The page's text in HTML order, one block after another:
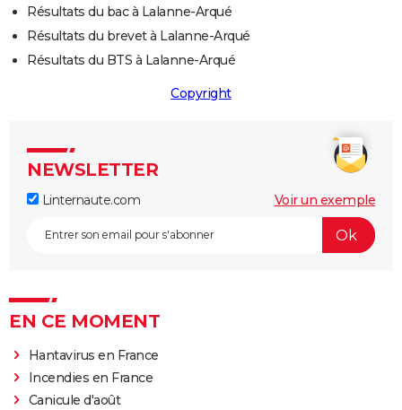
Résultats du bac à Lalanne-Arqué
Résultats du brevet à Lalanne-Arqué
Résultats du BTS à Lalanne-Arqué
Copyright
NEWSLETTER
Linternaute.com Voir un exemple
EN CE MOMENT
Hantavirus en France
Incendies en France
Canicule d'août